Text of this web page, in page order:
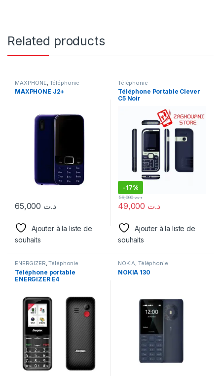
Related products
MAXPHONE Téléphonie
MAXPHONE J2+
د.ت
Ajouter à la liste de
souhaits
Téléphonie
Téléphone Portable Clever
C5 Noir
-17%
د.ت
د.ت59,000
Ajouter à la liste de
souhaits
ENERGIZER,Téléphonie
Téléphone portable
ENERGIZER E4
NOKIA,Téléphonie
ΝΟΚΙΑ 130